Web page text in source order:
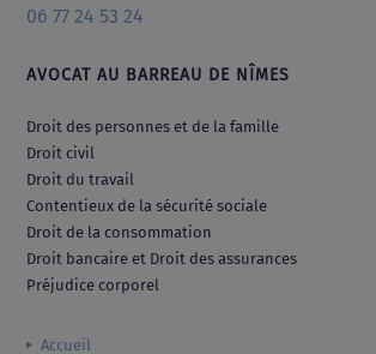
06 77 24 53 24
AVOCAT AU BARREAU DE NÎMES
Droit des personnes et de la famille
Droit civil
Droit du travail
Contentieux de la sécurité sociale
Droit de la consommation
Droit bancaire et Droit des assurances
Préjudice corporel
Accueil